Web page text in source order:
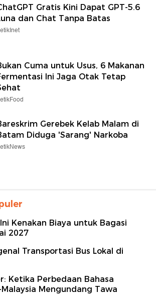
Gratis Kini Dapat GPT-5.6
dan Chat Tanpa Batas
Cuma untuk Usus, 6 Makanan
Ini Jaga Otak Tetap
Gerebek Kelab Malam di
Diduga 'Sarang' Narkoba
Kenakan Biaya untuk Bagasi
2027
Transportasi Bus Lokal di
Ketika Perbedaan Bahasa
Mengundang Tawa